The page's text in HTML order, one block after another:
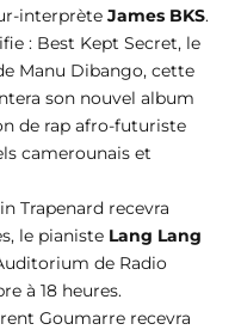
interprète James BKS.
: Best Kept Secret, le
Manu Dibango, cette
son nouvel album
de rap afro-futuriste
camerounais et
Trapenard recevra
le pianiste Lang Lang
de Radio
à 18 heures.
Goumarre recevra